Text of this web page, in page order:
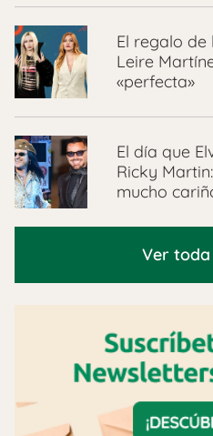
El regalo
Leire
«perfecta»
El día que
Ricky
mucho
Ver